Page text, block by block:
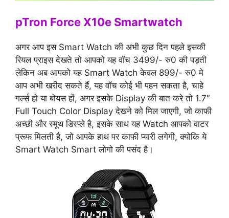
pTron Force X10e Smartwatch
अगर आप इस Smart Watch की अभी कुछ दिन पहले इसकी
रियल प्राइस देखते तो आपको यह वॉच 3499/- रु0 की पड़ती
लेकिन अब आपको यह Smart Watch केवल 899/- रु0 मे
आप अभी खरीद सकते हैं, यह वॉच कोई भी पहन सकता है, चाहे
गर्ल्स हो या बोयस हों, अगर इसके Display की बात करे तो 1.7″
Full Touch Color Display देखने को मिल जाएगी, जो काफी
अच्छी और स्मूथ डिस्प्ले है, इसके साथ यह Watch आपको वाटर
प्रूफ मिलती है, जो आपके हाथ पर काफी प्यारी लगेगी, क्योकि ये
Smart Watch Smart लोगो की पसंद है।